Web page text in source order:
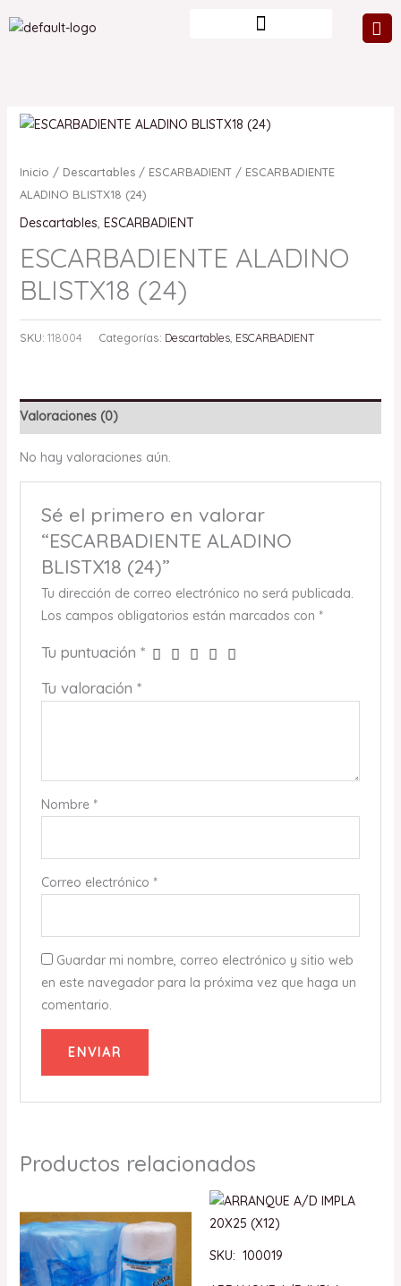
al
Inicio / Descartables/ ESCARBADIENT/ ESCARBADIENTE
ALADINO BLISTX18 (24)
Descartables, ESCARBADIENT
ESCARBADIENTE ALADINO
BLISTX18 (24)
SKU: 118004 Categorías: Descartables, ESCARBADIENT
Valoraciones (0)
No hay valoraciones aún.
Sé el primero en valorar
“ESCARBADIENTE ALADINO
BLISTX18 (24)”
Tu dirección de correo electrónico no será publicada.
Los campos obligatorios están marcados con *
Tu puntuación *
Tu valoración *
Nombre *
Correo electrónico *
Guardar mi nombre, correo electrónico y sitio web
en este navegador para la próxima vez que haga un
comentario.
Productos relacionados
SKU: 100019